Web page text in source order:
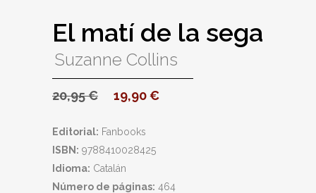
El matí de la sega
Suzanne Collins
20,95€ 19,90€
Editorial: Fanbooks
ISBN: 9788410028425
Idioma: Catalán
Número de páginas: 464